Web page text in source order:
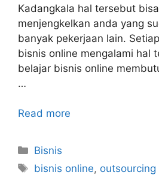
Kadangkala hal tersebut
menjengkelkan anda yang
banyak pekerjaan lain.
bisnis online mengalami hal
belajar bisnis online
…
Read more
Categories
Bisnis
Tags
bisnis online, outsourcing